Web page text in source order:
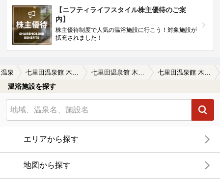
【ニフティライフスタイル株主優待のご案
内】
株主優待制度で人気の温浴施設に行こう！対象施設が
拡充されました！
泉 七里田温泉館 木乃葉の湯 七里田温泉館 木乃葉の湯の口コミ一覧 七里田温泉館 木乃葉の湯の口コミ 噂通りの炭酸
温浴施設を探す
エリアから探す
地図から探す